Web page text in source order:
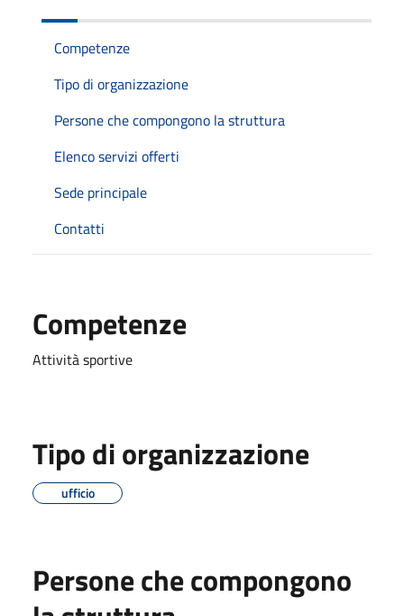
Competenze
Tipo di organizzazione
Persone che compongono la struttura
Elenco servizi offerti
Sede principale
Contatti
Competenze
Attività sportive
Tipo di organizzazione
ufficio
Persone che compongono